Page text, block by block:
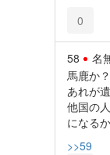
0
58 名
馬鹿か
あれが
他国の
になる
>>59